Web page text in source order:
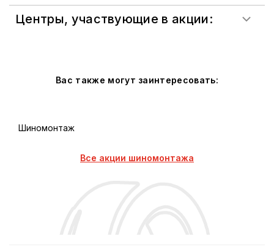
Центры, участвующие в акции:
Вас также могут заинтересовать:
Шиномонтаж
Все акции шиномонтажа